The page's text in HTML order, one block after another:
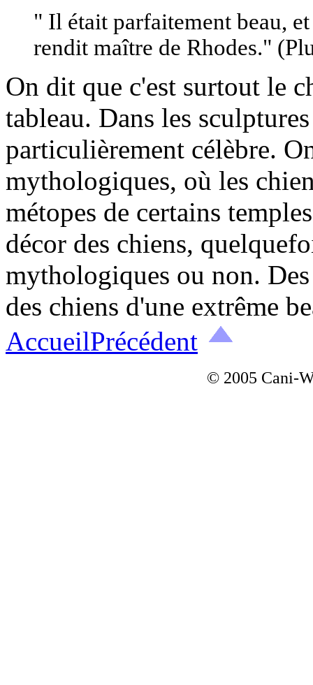
" Il était parfaitement beau,
rendit maître de Rhodes."
On dit que c'est surtout le
tableau. Dans les
particulièrement célèbre.
mythologiques, où les
métopes de certains
décor des chiens,
mythologiques ou non.
des chiens d'une extrême
AccueilPrécédent
© 2005 Cani-